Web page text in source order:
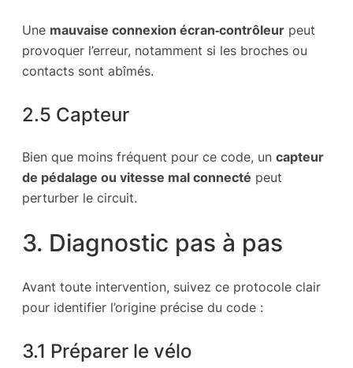
Une mauvaise connexion écran‑contrôleur peut
provoquer l’erreur, notamment si les broches ou
contacts sont abîmés.
2.5 Capteur
Bien que moins fréquent pour ce code, un capteur
de pédalage ou vitesse mal connecté peut
perturber le circuit.
3. Diagnostic pas à pas
Avant toute intervention, suivez ce protocole clair
pour identifier l’origine précise du code :
3.1 Préparer le vélo